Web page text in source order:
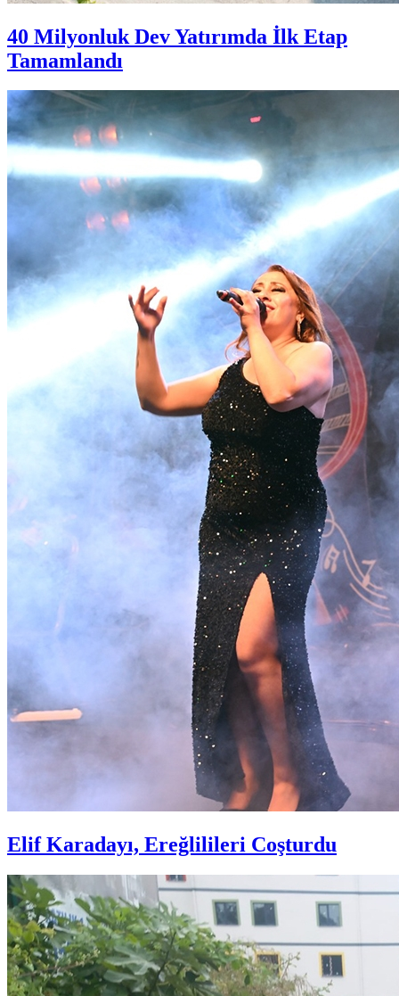
40 Milyonluk Dev Yatırımda İlk Etap
Tamamlandı
Elif Karadayı, Ereğlilileri Coşturdu